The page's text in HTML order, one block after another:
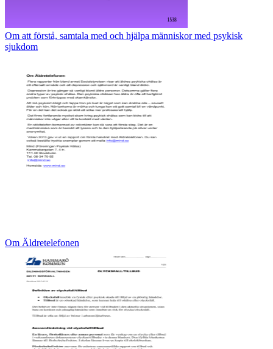
Om att förstå, samtala med och hjälpa människor med psykisk
sjukdom
Om Äldretelefonen